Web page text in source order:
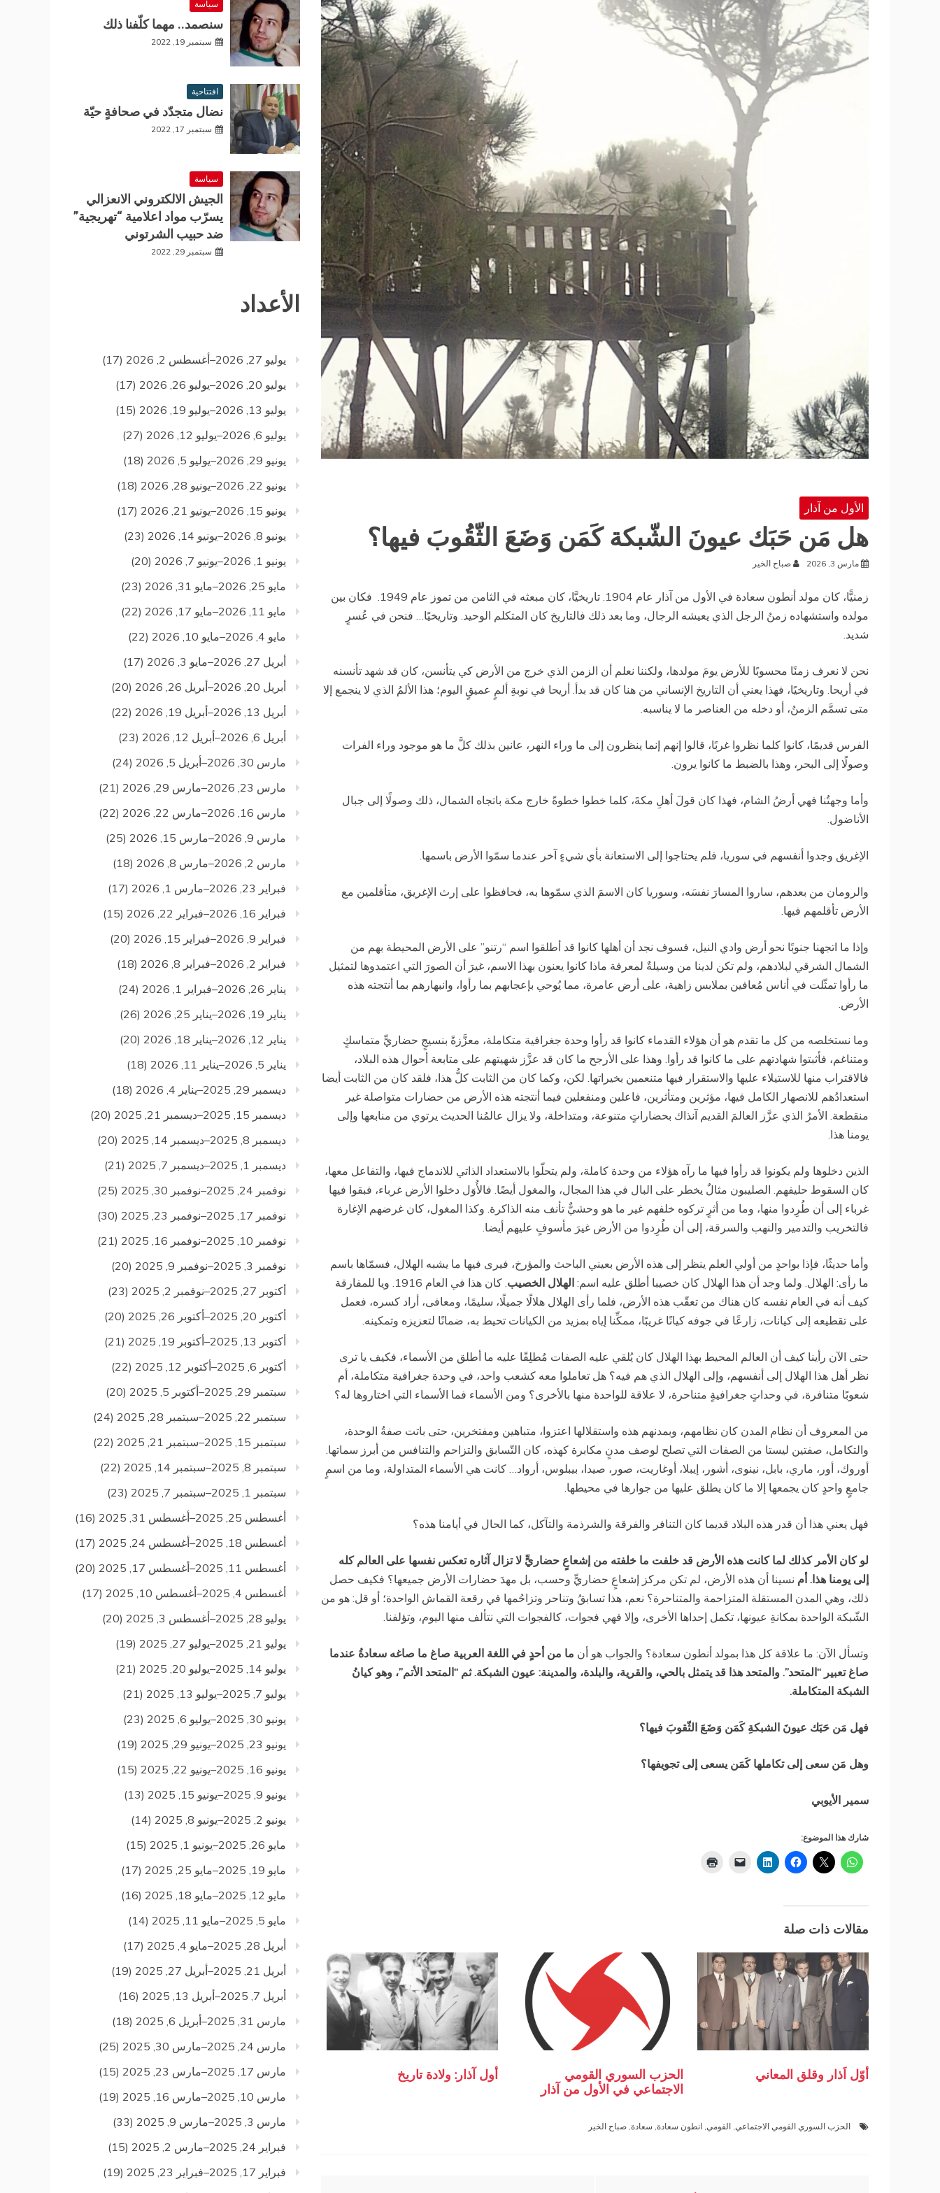
الأول من آذار
هل مَن حَبَك عيونَ الشّبكة كَمَن وَضَعَ الثّقُوبَ فيها؟
مارس 3, 2026 صباح الخير
زمنيًّا، كان مولد أنطون سعادة في الأول من آذار عام 1904. تاريخيَّا، كان مبعثه في الثامن من تموز عام 1949. فكان بين
مولده واستشهاده زمنُ الرجل الذي يعيشه الرجال، وما بعد ذلك فالتاريخ كان المتكلم الوحيد. وتاريخيًا… فنحن في عُسرٍ
شديد.
نحن لا نعرف زمنًا محسوبًا للأرض يومَ مولدها، ولكننا نعلم أن الزمن الذي خرج من الأرض كي يتأنسن، كان قد شهد تأنسنه
في أريحا. وتاريخيًا، فهذا يعني أن التاريخ الإنساني من هنا كان قد بدأ. أريحا في نوبةِ ألمٍ عميقٍ اليوم؛ هذا الألمُ الذي لا ينجمع إلا
متى تسمَّم الزمنُ، أو دخله من العناصر ما لا يناسبه.
الفرس قديمًا، كانوا كلما نظروا غربًا، قالوا إنهم إنما ينظرون إلى ما وراء النهر، عانين بذلك كلَّ ما هو موجود وراء الفرات
وصولًا إلى البحر، وهذا بالضبط ما كانوا يرون.
وأما وجهتُنا فهي أرضُ الشام، فهذا كان قولَ أهلِ مكةَ، كلما خطوا خطوةً خارج مكة باتجاه الشمال، ذلك وصولًا إلى جبال
الأناضول.
الإغريق وجدوا أنفسهم في سوريا، فلم يحتاجوا إلى الاستعانة بأي شيءٍ آخر عندما سمّوا الأرض باسمها.
والرومان من بعدهم، ساروا المسارَ نفسَه، وسوريا كان الاسمَ الذي سمّوها به، فحافظوا على إرث الإغريق، متأقلمين مع
الأرض تأقلمهم فيها.
وإذا ما اتجهنا جنوبًا نحو أرض وادي النيل، فسوف نجد أن أهلها كانوا قد أطلقوا اسم “رتنو” على الأرض المحيطة بهم من
الشمال الشرقي لبلادهم، ولم تكن لدينا من وسيلةٌ لمعرفة ماذا كانوا يعنون بهذا الاسم، غيرَ أن الصورَ التي اعتمدوها لتمثيل
ما رأوا تمثّلت في أناس مُعافين بملابس زاهية، على أرض عامرة، مما يُوحي بإعجابهم بما رأوا، وانبهارهم بما أنتجته هذه
الأرض.
وما نستخلصه من كل ما تقدم هو أن هؤلاء القدماء كانوا قد رأوا وحدة جغرافية متكاملة، معزَّزةً بنسيجٍ حضاريٍّ متماسكٍ
ومتناغم، فأثبتوا شهادتهم على ما كانوا قد رأوا. وهذا على الأرجح ما كان قد عزَّز شهيتهم على متابعة أحوال هذه البلاد،
فالاقتراب منها للاستيلاء عليها والاستقرار فيها متنعمين بخيراتها. لكن، وكما كان من الثابت كلُّ هذا، فلقد كان من الثابت أيضا
استعدادُهم للانصهار الكامل فيها، مؤثرين ومتأثرين، فاعلين ومنفعلين فيما أنتجته هذه الأرض من حضارات متواصلة غير
منقطعة. الأمرُ الذي عزَّز العالمَ القديم آنذاك بحضاراتٍ متنوعة، ومتداخلة، ولا يزال عالمُنا الحديث يرتوي من منابعها وإلى
يومنا هذا.
الذين دخلوها ولم يكونوا قد رأوا فيها ما رآه هؤلاء من وحدة كاملة، ولم يتحلّوا بالاستعداد الذاتي للاندماج فيها، والتفاعل معها،
كان السقوط حليفهم. الصليبون مثالٌ يخطر على البال في هذا المجال، والمغول أيضًا. فالأُوَل دخلوا الأرض غرباء، فبقوا فيها
غرباء إلى أن طُرِدوا منها، وما من أثرٍ تركوه خلفهم غير ما هو وحشيٌّ تأنف منه الذاكرة. وكذا المغول، كان غرضهم الإغارة
فالتخريب والتدمير والنهب والسرقة، إلى أن طُرِدوا من الأرض غيرَ مأسوفٍ عليهم أيضا.
وأما حديثًا، فإذا بواحدٍ من أولي العلم ينظر إلى هذه الأرض بعيني الباحث والمؤرخ، فيرى فيها ما يشبه الهلال، فسمّاها باسم
ما رأى: الهلال. ولما وجد أن هذا الهلال كان خصيبا أطلق عليه اسم: الهلال الخصيب
. كان هذا في العام 1916. ويا للمفارقة
كيف أنه في العام نفسه كان هناك من تعقّب هذه الأرض، فلما رأى الهلال هلالًا جميلًا، سليمًا، ومعافى، أراد كسره، فعمل
على تقطيعه إلى كيانات، زارعًا في جوفه كيانًا غريبًا، ممكِّنا إياه بمزيد من الكيانات تحيط به، ضمانًا لتعزيزه وتمكينه.
حتى الآن رأينا كيف أن العالم المحيط بهذا الهلال كان يُلقي عليه الصفات مُطلِقًا عليه ما أطلق من الأسماء، فكيف يا ترى
نظر أهل هذا الهلال إلى أنفسهم، وإلى الهلال الذي هم فيه؟ هل تعاملوا معه كشعب واحد، في وحدة جغرافية متكاملة، أم
شعوبًا متنافرة، في وحداتٍ جغرافيةٍ متناحرة، لا علاقة للواحدة منها بالأخرى؟ ومن الأسماء فما الأسماء التي اختاروها له؟
من المعروف أن نظام المدن كان نظامهم، وبمدنهم هذه واستقلالها اعتزوا، متباهين ومفتخرين، حتى باتت صفةُ الوحدة،
والتكامل، صفتين ليستا من الصفات التي تصلح لوصف مدنٍ مكابرة كهذه، كان التّسابق والتزاحم والتنافس من أبرز سماتها.
أوروك، أور، ماري، بابل، نينوى، أشور، إيبلا، أوغاريت، صور، صيدا، بيبلوس، أرواد… كانت هي الأسماء المتداولة، وما من اسمٍ
جامعٍ واحدٍ كان يجمعها إلا ما كان يطلق عليها من جوارها في محيطها.
فهل يعني هذا أن قدر هذه البلاد قديما كان التنافر والفرقة والشرذمة والتآكل، كما الحال في أيامنا هذه؟
لو كان الأمر كذلك لما كانت هذه الأرض قد خلفت ما خلفته من إشعاعٍ حضاريٍّ لا تزال آثاره تعكس نفسها على العالم كله
إلى يومنا هذا. أم نسينا أن هذه الأرض، لم تكن مركز إشعاعٍ حضاريٍّ وحسب، بل مهدَ حضارات الأرض جميعها؟ فكيف حصل
ذلك، وهي المدن المستقلة المتزاحمة والمتناحرة؟ نعم، هذا تسابقُ وتناحر وتزاحُمها في رقعة القماش الواحدة؛ أو قل: هو من
الشّبكة الواحدة بمكانةِ عيونها، تكمل إحداها الأخرى، وإلا فهي فجوات، كالفجوات التي نتألف منها اليوم، وتؤلفنا.
وتسأل الآن: ما علاقة كل هذا بمولد أنطون سعادة؟ والجواب هو أن ما من أحدٍ في اللغة العربية صاغ ما صاغه سعادةُ عندما
صاغ تعبير “المتحد”. والمتحد هذا قد يتمثل بالحي، والقرية، والبلدة، والمدينة: عيون الشبكة. ثم “المتحد الأتم”، وهو كيانُ
الشبكة المتكاملة.
فهل مَن حَبَك عيونَ الشبكةِ كَمَن وَضَعَ الثّقوبَ فيها؟
وهل مَن سعى إلى تكاملها كَمَن يسعى إلى تجويفها؟
سمير الأيوبي
شارك هذا الموضوع:
مقالات ذات صلة
أوّل اَذار وقلق المعاني
الحزب السوري القومي
الاجتماعي في الأول من آذار
أول آذار: ولادة تاريخ
الحزب السوري القومي الاجتماعي القومي انطون سعادة سعادة صباح الخير
سياسة
سنصمد.. مهما كلّفنا ذلك
سبتمبر 19, 2022
افتتاحية
نضال متجدّد في صحافةٍ حيّة
سبتمبر 17, 2022
سياسة
الجيش الالكتروني الانعزالي
يسرّب مواد اعلامية “تهريجية”
ضد حبيب الشرتوني
سبتمبر 29, 2022
الأعداد
يوليو 27, 2026–أغسطس 2, 2026
(17)
يوليو 20, 2026–يوليو 26, 2026
(17)
يوليو 13, 2026–يوليو 19, 2026
(15)
يوليو 6, 2026–يوليو 12, 2026
(27)
يونيو 29, 2026–يوليو 5, 2026
(18)
يونيو 22, 2026–يونيو 28, 2026
(18)
يونيو 15, 2026–يونيو 21, 2026
(17)
يونيو 8, 2026–يونيو 14, 2026
(23)
يونيو 1, 2026–يونيو 7, 2026
(20)
مايو 25, 2026–مايو 31, 2026
(23)
مايو 11, 2026–مايو 17, 2026
(22)
مايو 4, 2026–مايو 10, 2026
(22)
أبريل 27, 2026–مايو 3, 2026
(17)
أبريل 20, 2026–أبريل 26, 2026
(20)
أبريل 13, 2026–أبريل 19, 2026
(22)
أبريل 6, 2026–أبريل 12, 2026
(23)
مارس 30, 2026–أبريل 5, 2026
(24)
مارس 23, 2026–مارس 29, 2026
(21)
مارس 16, 2026–مارس 22, 2026
(22)
مارس 9, 2026–مارس 15, 2026
(25)
مارس 2, 2026–مارس 8, 2026
(18)
فبراير 23, 2026–مارس 1, 2026
(17)
فبراير 16, 2026–فبراير 22, 2026
(15)
فبراير 9, 2026–فبراير 15, 2026
(20)
فبراير 2, 2026–فبراير 8, 2026
(18)
يناير 26, 2026–فبراير 1, 2026
(24)
يناير 19, 2026–يناير 25, 2026
(26)
يناير 12, 2026–يناير 18, 2026
(20)
يناير 5, 2026–يناير 11, 2026
(18)
ديسمبر 29, 2025–يناير 4, 2026
(18)
ديسمبر 15, 2025–ديسمبر 21, 2025
(20)
ديسمبر 8, 2025–ديسمبر 14, 2025
(20)
ديسمبر 1, 2025–ديسمبر 7, 2025
(21)
نوفمبر 24, 2025–نوفمبر 30, 2025
(25)
نوفمبر 17, 2025–نوفمبر 23, 2025
(30)
نوفمبر 10, 2025–نوفمبر 16, 2025
(21)
نوفمبر 3, 2025–نوفمبر 9, 2025
(20)
أكتوبر 27, 2025–نوفمبر 2, 2025
(23)
أكتوبر 20, 2025–أكتوبر 26, 2025
(20)
أكتوبر 13, 2025–أكتوبر 19, 2025
(21)
أكتوبر 6, 2025–أكتوبر 12, 2025
(22)
سبتمبر 29, 2025–أكتوبر 5, 2025
(20)
سبتمبر 22, 2025–سبتمبر 28, 2025
(24)
سبتمبر 15, 2025–سبتمبر 21, 2025
(22)
سبتمبر 8, 2025–سبتمبر 14, 2025
(22)
سبتمبر 1, 2025–سبتمبر 7, 2025
(23)
أغسطس 25, 2025–أغسطس 31, 2025
(16)
أغسطس 18, 2025–أغسطس 24, 2025
(17)
أغسطس 11, 2025–أغسطس 17, 2025
(20)
أغسطس 4, 2025–أغسطس 10, 2025
(17)
يوليو 28, 2025–أغسطس 3, 2025
(20)
يوليو 21, 2025–يوليو 27, 2025
(19)
يوليو 14, 2025–يوليو 20, 2025
(21)
يوليو 7, 2025–يوليو 13, 2025
(21)
يونيو 30, 2025–يوليو 6, 2025
(23)
يونيو 23, 2025–يونيو 29, 2025
(19)
يونيو 16, 2025–يونيو 22, 2025
(15)
يونيو 9, 2025–يونيو 15, 2025
(13)
يونيو 2, 2025–يونيو 8, 2025
(14)
مايو 26, 2025–يونيو 1, 2025
(15)
مايو 19, 2025–مايو 25, 2025
(17)
مايو 12, 2025–مايو 18, 2025
(16)
مايو 5, 2025–مايو 11, 2025
(14)
أبريل 28, 2025–مايو 4, 2025
(17)
أبريل 21, 2025–أبريل 27, 2025
(19)
أبريل 7, 2025–أبريل 13, 2025
(16)
مارس 31, 2025–أبريل 6, 2025
(18)
مارس 24, 2025–مارس 30, 2025
(25)
مارس 17, 2025–مارس 23, 2025
(15)
مارس 10, 2025–مارس 16, 2025
(19)
مارس 3, 2025–مارس 9, 2025
(33)
فبراير 24, 2025–مارس 2, 2025
(15)
فبراير 17, 2025–فبراير 23, 2025
(19)